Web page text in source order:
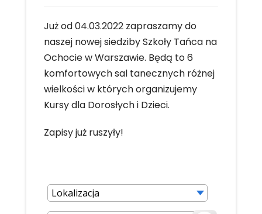
Już od 04.03.2022 zapraszamy do
naszej nowej siedziby Szkoły Tańca na
Ochocie w Warszawie. Będą to 6
komfortowych sal tanecznych różnej
wielkości w których organizujemy
Kursy dla Dorosłych i Dzieci.
Zapisy już ruszyły!